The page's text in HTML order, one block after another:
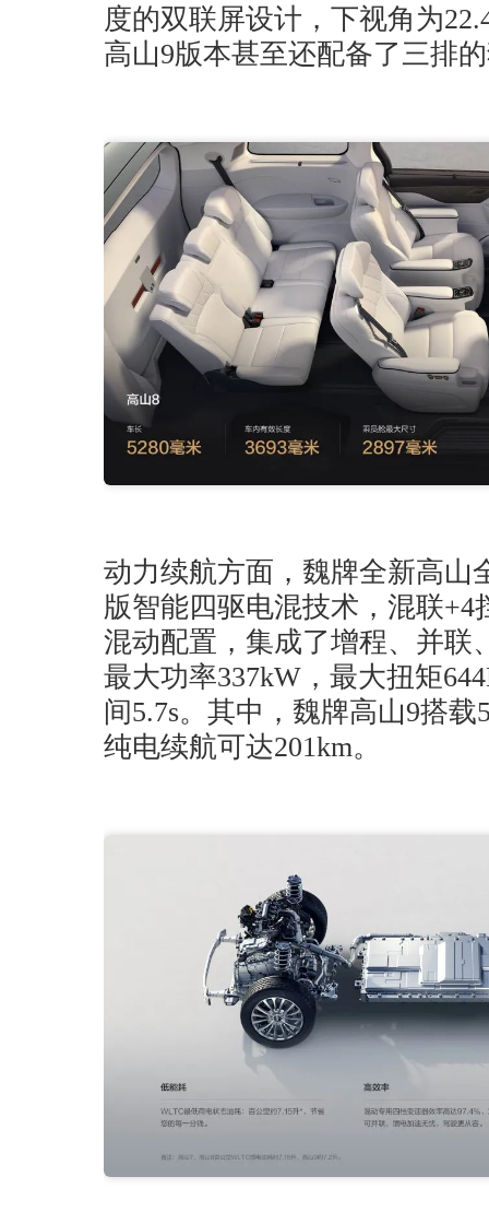
度的双联屏设计，下视角为
高山9版本甚至还配备了三排
动力续航方面，魏牌全新高山
版智能四驱电混技术，混联+4
混动配置，集成了增程、并联
最大功率337kW，最大扭矩
间5.7s。其中，魏牌高山9搭
纯电续航可达201km。